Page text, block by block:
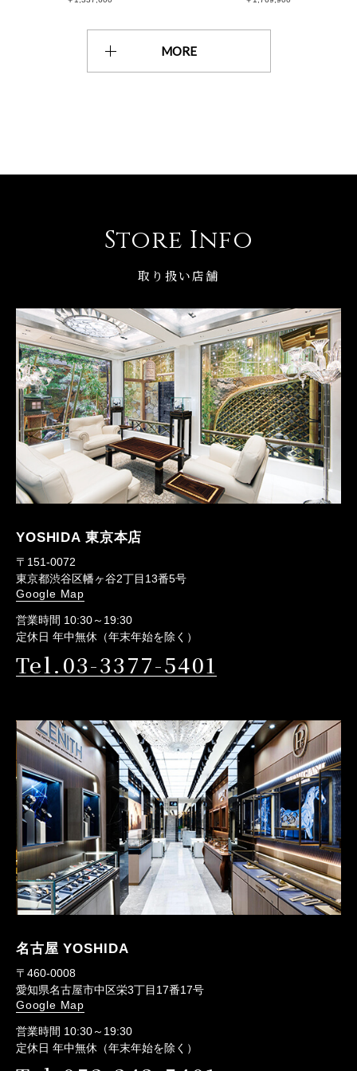
MORE
Store Info
取り扱い店舗
YOSHIDA 東京本店
〒151-0072
東京都渋谷区幡ヶ谷2丁目13番5号
Google Map
営業時間 10:30～19:30
定休日 年中無休（年末年始を除く）
Tel.03-3377-5401
名古屋 YOSHIDA
〒460-0008
愛知県名古屋市中区栄3丁目17番17号
Google Map
営業時間 10:30～19:30
定休日 年中無休（年末年始を除く）